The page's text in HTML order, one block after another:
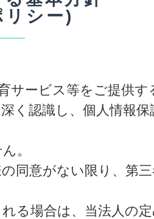
シー)
サービス等をご提供
く認識し、個人情報
。
同意がない限り、第
る場合は、当法人の